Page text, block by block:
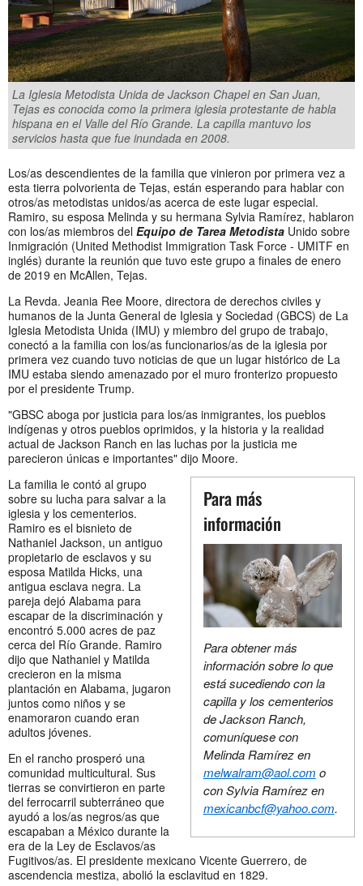
La Iglesia Metodista Unida de Jackson Chapel en San Juan,
Tejas es conocida como la primera iglesia protestante de habla
hispana en el Valle del Río Grande. La capilla mantuvo los
servicios hasta que fue inundada en 2008.
Los/as descendientes de la familia que vinieron por primera vez a
esta tierra polvorienta de Tejas, están esperando para hablar con
otros/as metodistas unidos/as acerca de este lugar especial.
Ramiro, su esposa Melinda y su hermana Sylvia Ramírez, hablaron
con los/as miembros del Equipo de Tarea Metodista Unido sobre
Inmigración (United Methodist Immigration Task Force - UMITF en
inglés) durante la reunión que tuvo este grupo a finales de enero
de 2019 en McAllen, Tejas.
La Revda. Jeania Ree Moore, directora de derechos civiles y
humanos de la Junta General de Iglesia y Sociedad (GBCS) de La
Iglesia Metodista Unida (IMU) y miembro del grupo de trabajo,
conectó a la familia con los/as funcionarios/as de la iglesia por
primera vez cuando tuvo noticias de que un lugar histórico de La
IMU estaba siendo amenazado por el muro fronterizo propuesto
por el presidente Trump.
"GBSC aboga por justicia para los/as inmigrantes, los pueblos
indígenas y otros pueblos oprimidos, y la historia y la realidad
actual de Jackson Ranch en las luchas por la justicia me
parecieron únicas e importantes" dijo Moore.
Para más
información
Para obtener más
información sobre lo que
está sucediendo con la
capilla y los cementerios
de Jackson Ranch,
comuníquese con
Melinda Ramírez en
melwalram@aol.com o
con Sylvia Ramírez en
mexicanbcf@yahoo.com.
La familia le contó al grupo
sobre su lucha para salvar a la
iglesia y los cementerios.
Ramiro es el bisnieto de
Nathaniel Jackson, un antiguo
propietario de esclavos y su
esposa Matilda Hicks, una
antigua esclava negra. La
pareja dejó Alabama para
escapar de la discriminación y
encontró 5.000 acres de paz
cerca del Río Grande. Ramiro
dijo que Nathaniel y Matilda
crecieron en la misma
plantación en Alabama, jugaron
juntos como niños y se
enamoraron cuando eran
adultos jóvenes.
En el rancho prosperó una
comunidad multicultural. Sus
tierras se convirtieron en parte
del ferrocarril subterráneo que
ayudó a los/as negros/as que
escapaban a México durante la
era de la Ley de Esclavos/as
Fugitivos/as. El presidente mexicano Vicente Guerrero, de
ascendencia mestiza, abolió la esclavitud en 1829.